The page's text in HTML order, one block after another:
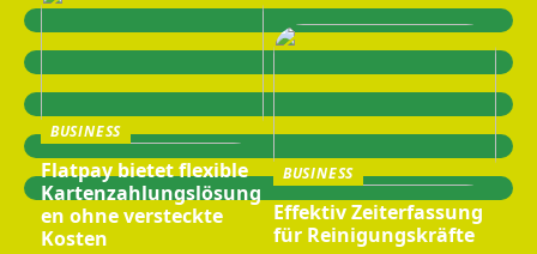
BUSINESS
Flatpay bietet flexible
Kartenzahlungslösung
en ohne versteckte
Kosten
BUSINESS
Effektiv Zeiterfassung
für Reinigungskräfte